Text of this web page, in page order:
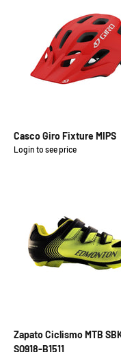
Casco Giro Fixture MIPS
Precio de oferta
Login to see price
Zapato Ciclismo MTB
SQ918-B1511